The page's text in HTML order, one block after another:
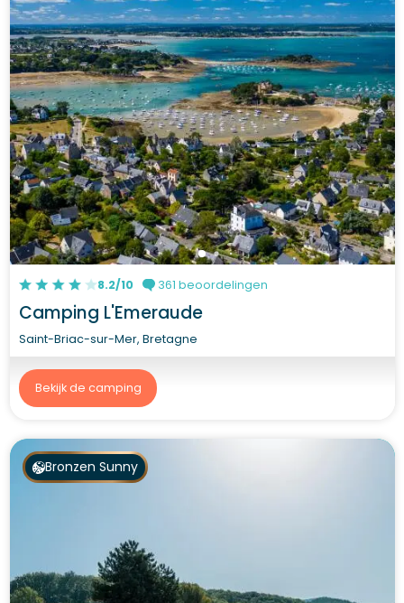
8.2/10 361 beoordelingen
Camping L'Emeraude
Saint-Briac-sur-Mer, Bretagne
Bekijk de camping
Bronzen Sunny